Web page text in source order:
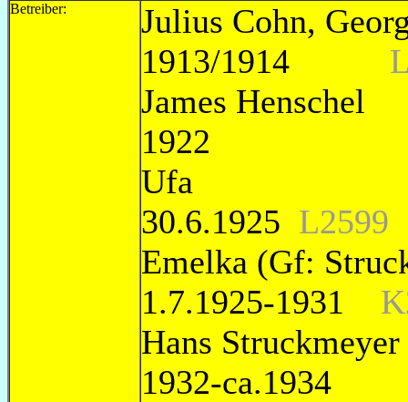
Betreiber:
Julius Cohn,
1913/1914
James
1922
30.6.1925 L2599
Emelka (Gf:
1.7.1925-1931
Hans
1932-ca.1934